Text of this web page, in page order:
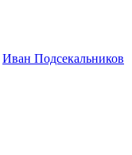
Иван Подсекальников